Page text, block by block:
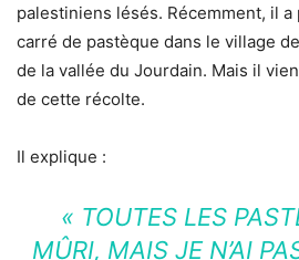
palestiniens lésés. Récemment, il
carré de pastèque dans le village
de la vallée du Jourdain. Mais il
de cette récolte.
Il explique :
« TOUTES LES
MÛRI, MAIS JE N’AI